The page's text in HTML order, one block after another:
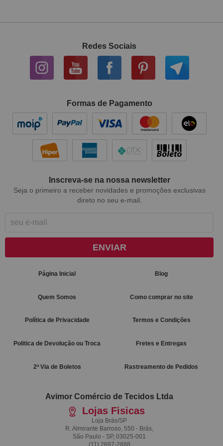
Redes Sociais
Formas de Pagamento
Inscreva-se na nossa newsletter
Seja o primeiro a receber novidades e promoções exclusivas
direto no seu e-mail.
ENVIAR
Página Inicial Blog
Quem Somos Como comprar no site
Política de Privacidade Termos e Condições
Politica de Devolução ou Troca Fretes e Entregas
2ª Via de Boletos Rastreamento de Pedidos
Avimor Comércio de Tecidos Ltda
Lojas Fisicas
Loja Brás/SP
R. Almirante Barroso, 550 - Brás,
São Paulo - SP, 03025-001
(11) 2697-2888